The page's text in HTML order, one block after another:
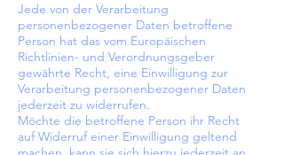
Jede von der Verarbeitung
personenbezogener Daten betroffene
Person hat das vom Europäischen
Richtlinien- und Verordnungsgeber
gewährte Recht, eine Einwilligung zur
Verarbeitung personenbezogener Daten
jederzeit zu widerrufen.
Möchte die betroffene Person ihr Recht
auf Widerruf einer Einwilligung geltend